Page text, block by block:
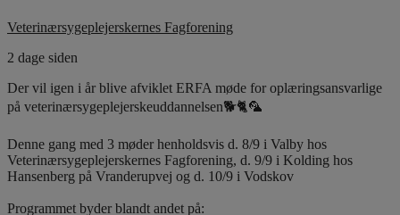
Veterinærsygeplejerskernes Fagforening
2 dage siden
Der vil igen i år blive afviklet ERFA møde for oplæringsansvarlige
på veterinærsygeplejerskeuddannelsen🐕🐈🦜
Denne gang med 3 møder henholdsvis d. 8/9 i Valby hos
Veterinærsygeplejerskernes Fagforening, d. 9/9 i Kolding hos
Hansenberg på Vranderupvej og d. 10/9 i Vodskov
Programmet byder blandt andet på: